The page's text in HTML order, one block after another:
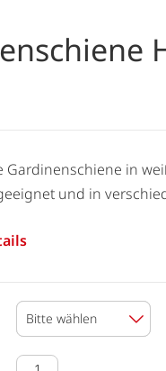
Gardinenschiene in
und in
Bitte wählen